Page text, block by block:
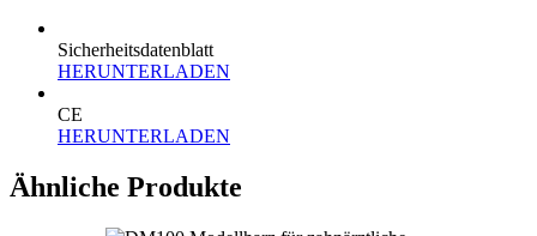
Sicherheitsdatenblatt
HERUNTERLADEN
CE
HERUNTERLADEN
Ähnliche Produkte